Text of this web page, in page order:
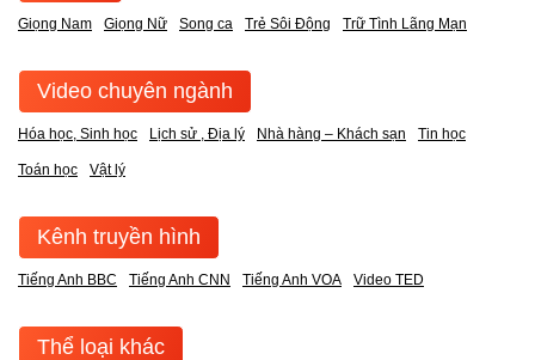
Giọng Nam Giọng Nữ Song ca Trẻ Sôi Động Trữ Tình Lãng Mạn
Video chuyên ngành
Hóa học, Sinh học Lịch sử , Địa lý Nhà hàng – Khách sạn Tin học
Toán học Vật lý
Kênh truyền hình
Tiếng Anh BBC Tiếng Anh CNN Tiếng Anh VOA Video TED
Thể loại khác